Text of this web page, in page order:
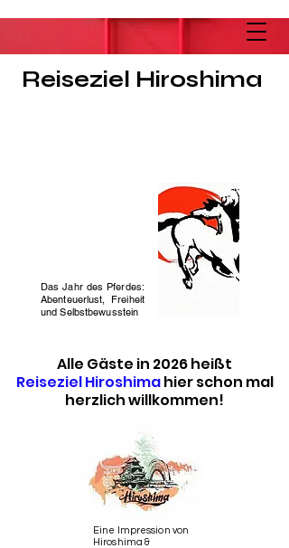
Reiseziel Hiroshima
Alle Gäste in 2026 heißt
Reiseziel Hiroshimahier schon mal
herzlich willkommen!
Eine Impression von
Hiroshima &
Das Jahr des Pferdes:
Abenteuerlust, Freiheit
und Selbstbewusstein